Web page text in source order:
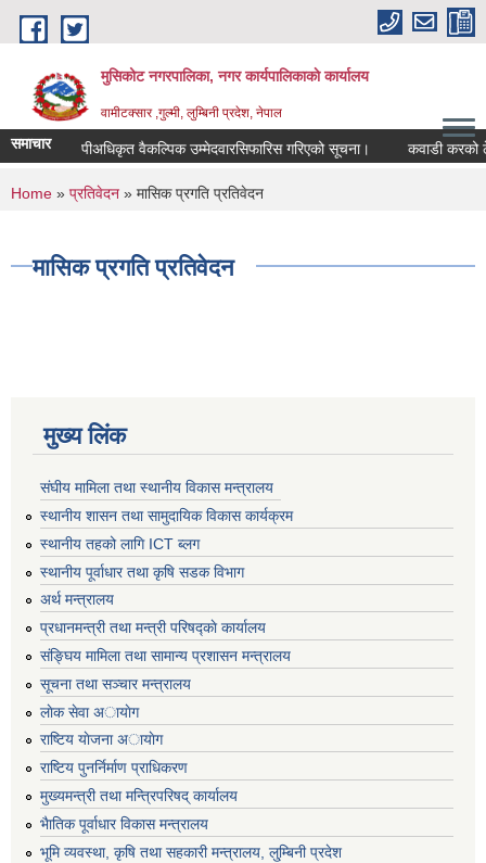
Skip to main content
मुसिकोट नगरपालिका, नगर कार्यपालिकाकाे कार्यालय
वामीटक्सार ,गुल्मी, लुम्बिनी प्रदेश, नेपाल
समाचारनापीअधिकृत वैकल्पिक उम्मेदवारसिफारिस गरिएको सूचना। कवाडी करको
You are here
Home » प्रतिवेदन » मासिक प्रगति प्रतिवेदन
मासिक प्रगति प्रतिवेदन
मुख्य लिंक
संघीय मामिला तथा स्थानीय विकास मन्त्रालय
स्थानीय शासन तथा सामुदायिक विकास कार्यक्रम
स्थानीय तहको लागि ICT ब्लग
स्थानीय पूर्वाधार तथा कृषि सडक विभाग
अर्थ मन्त्रालय
प्रधानमन्त्री तथा मन्त्री परिषद्काे कार्यालय
संङ्घिय मामिला तथा सामान्य प्रशासन मन्त्रालय
सूचना तथा सञ्चार मन्त्रालय
लाेक सेवा अायाेग
राष्टिय याेजना अायाेग
राष्टिय पुनर्निर्माण प्राधिकरण
मुख्यमन्त्री तथा मन्त्रिपरिषद् कार्यालय
भैातिक पूर्वाधार विकास मन्त्रालय
भूमि व्यवस्था, कृषि तथा सहकारी मन्त्रालय, लु्म्बिनी प्रदेश